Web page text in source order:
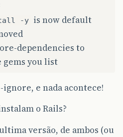
-y is now default
dependencies to
you list
e nada acontece!
o Rails?
versão, de ambos (ou